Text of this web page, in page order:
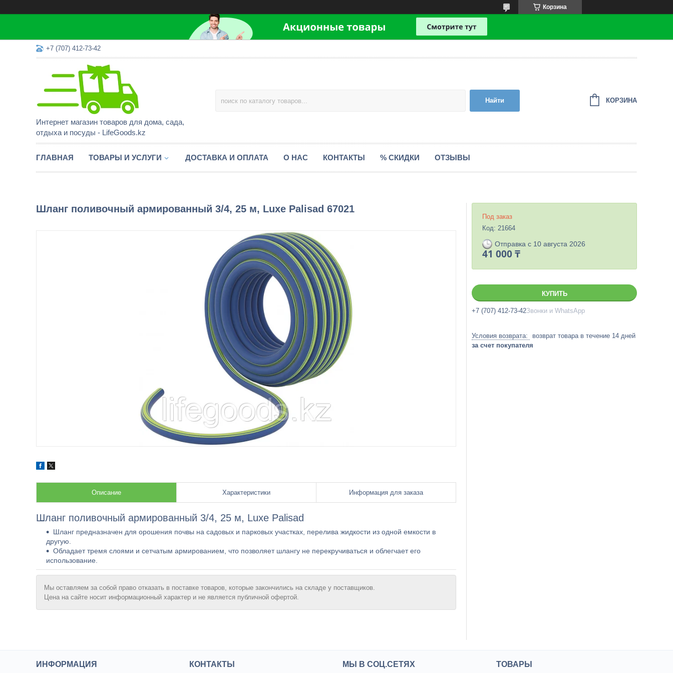
Корзина
+7 (707) 412-73-42
Интернет магазин товаров для дома, сада,
отдыха и посуды - LifeGoods.kz
Найти КОРЗИНА
ГЛАВНАЯ ТОВАРЫ И УСЛУГИ ДОСТАВКА И ОПЛАТА О НАС КОНТАКТЫ % СКИДКИ ОТЗЫВЫ
Шланг поливочный армированный 3/4, 25 м, Luxe Palisad 67021
Описание Характеристики Информация для заказа
Шланг поливочный армированный 3/4, 25 м, Luxe Palisad
Шланг предназначен для орошения почвы на садовых и парковых участках, перелива жидкости из одной емкости в
другую.
Обладает тремя слоями и сетчатым армированием, что позволяет шлангу не перекручиваться и облегчает его
использование.
Мы оставляем за собой право отказать в поставке товаров, которые закончились на складе у поставщиков.
Цена на сайте носит информационный характер и не является публичной офертой.
Под заказ
Код: 21664
Отправка с 10 августа 2026
41 000 ₸
КУПИТЬ
+7 (707) 412-73-42Звонки и WhatsApp
возврат товара в течение 14 дней
за счет покупателя
ИНФОРМАЦИЯ КОНТАКТЫ МЫ В СОЦ.СЕТЯХ ТОВАРЫ